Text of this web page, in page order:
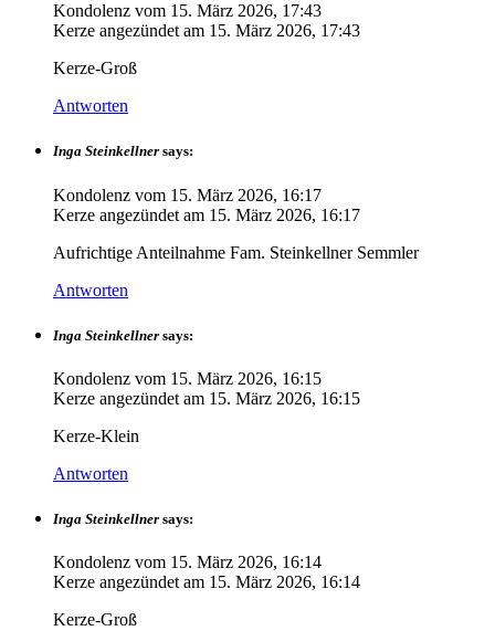
Kondolenz vom 15. März 2026, 17:43
Kerze angezündet am 15. März 2026, 17:43
Kerze-Groß
Antworten
Inga Steinkellner says:
Kondolenz vom 15. März 2026, 16:17
Kerze angezündet am 15. März 2026, 16:17
Aufrichtige Anteilnahme Fam. Steinkellner Semmler
Antworten
Inga Steinkellner says:
Kondolenz vom 15. März 2026, 16:15
Kerze angezündet am 15. März 2026, 16:15
Kerze-Klein
Antworten
Inga Steinkellner says:
Kondolenz vom 15. März 2026, 16:14
Kerze angezündet am 15. März 2026, 16:14
Kerze-Groß